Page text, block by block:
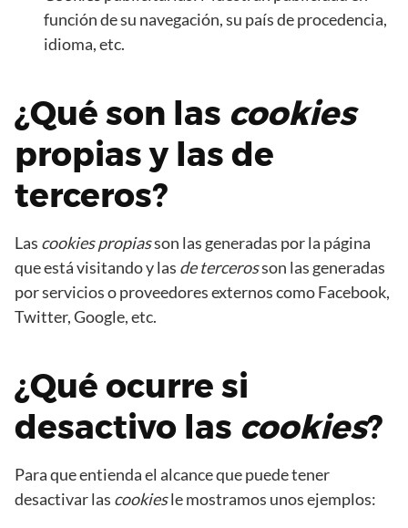
función de su navegación, su país de procedencia,
idioma, etc.
¿Qué son las cookies
propias y las de
terceros?
Las cookies propiasson las generadas por la página
que está visitando y las de tercerosson las generadas
por servicios o proveedores externos como Facebook,
Twitter, Google, etc.
¿Qué ocurre si
desactivo las cookies?
Para que entienda el alcance que puede tener
desactivar las cookiesle mostramos unos ejemplos: